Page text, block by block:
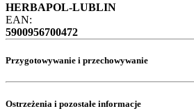
HERBAPOL-LUBLIN
EAN:
5900956700472
Przygotowywanie i przechowywanie
Ostrzeżenia i pozostałe informacje